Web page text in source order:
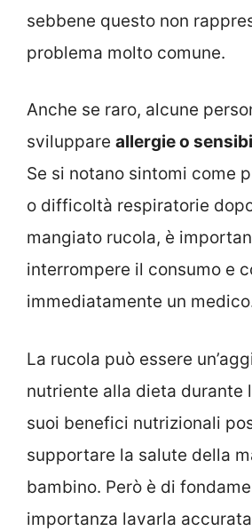
sebbene questo non
problema molto comune.
Anche se raro, alcune
sviluppare allergie o
Se si notano sintomi come
o difficoltà respiratorie
mangiato rucola, è
interrompere il consumo e
immediatamente un
La rucola può essere
nutriente alla dieta durante
suoi benefici nutrizionali
supportare la salute della
bambino. Però è di
importanza lavarla